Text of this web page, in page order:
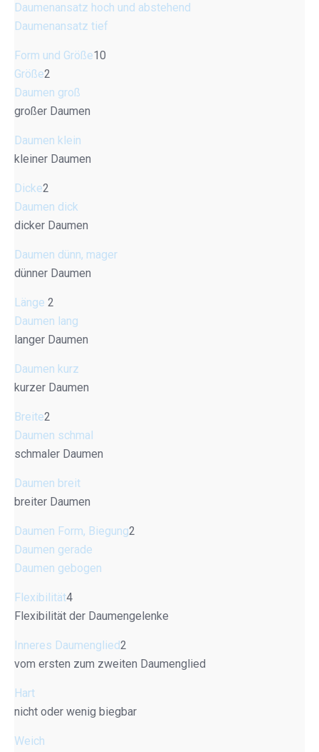
Daumenansatz hoch und abstehend
Daumenansatz tief
Form und Größe10
Größe2
Daumen groß
großer Daumen
Daumen klein
kleiner Daumen
Dicke2
Daumen dick
dicker Daumen
Daumen dünn, mager
dünner Daumen
Länge 2
Daumen lang
langer Daumen
Daumen kurz
kurzer Daumen
Breite2
Daumen schmal
schmaler Daumen
Daumen breit
breiter Daumen
Daumen Form, Biegung2
Daumen gerade
Daumen gebogen
Flexibilität4
Flexibilität der Daumengelenke
Inneres Daumenglied2
vom ersten zum zweiten Daumenglied
Hart
nicht oder wenig biegbar
Weich